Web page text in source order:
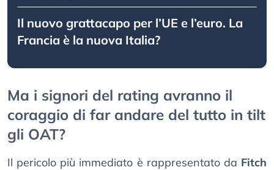
Il nuovo grattacapo per l’UE e l’euro. La
Francia è la nuova Italia?
Ma i signori del rating avranno il
coraggio di far andare del tutto in tilt
gli OAT?
Il pericolo più immediato è rappresentato da Fitch